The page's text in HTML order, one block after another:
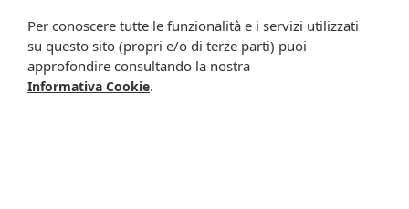
cambio del packaging (colori, dimensioni, contenuto, informazioni) e
i possibili cambiamenti come cambio degli ingredienti e valori
percentuali, Farmacia Cavalieri Shop dichiara di non assumere
alcuna responsabilità in caso di schede prodotto ed immagini non
Per conoscere tutte le funzionalità e i servizi utilizzati
su questo sito (propri e/o di terze parti) puoi
approfondire consultando la nostra
Informativa Cookie.